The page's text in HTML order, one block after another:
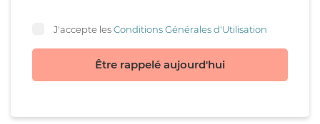
J'accepte lesConditions Générales d'Utilisation
Être rappelé aujourd'hui